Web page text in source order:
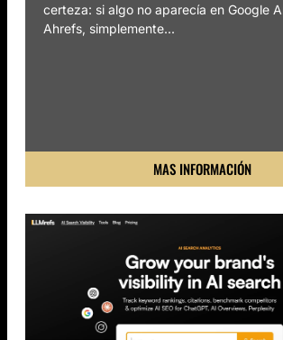
certeza: si algo no aparecía en Google
Ahrefs, simplemente...
MAS INFORMACIÓN